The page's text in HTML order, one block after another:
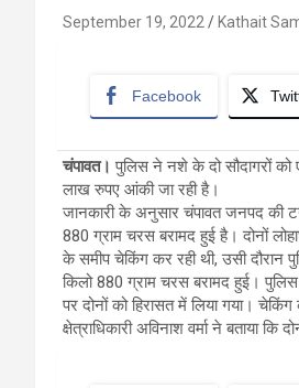
September 19, 2022 Kathait
Facebook
चंपावत। पुलिस ने नशे के दो सौदागरों
लाख रुपए आंकी जा रही है।
जानकारी के अनुसार चंपावत जनपद की
880 ग्राम चरस बरामद हुई है। दोनों
के समीप चेकिंग कर रही थी, उसी दौरान
किलो 880 ग्राम चरस बरामद हुई।
पर दोनों को हिरासत में लिया गया।
क्षेत्राधिकारी अविनाश वर्मा ने बताया